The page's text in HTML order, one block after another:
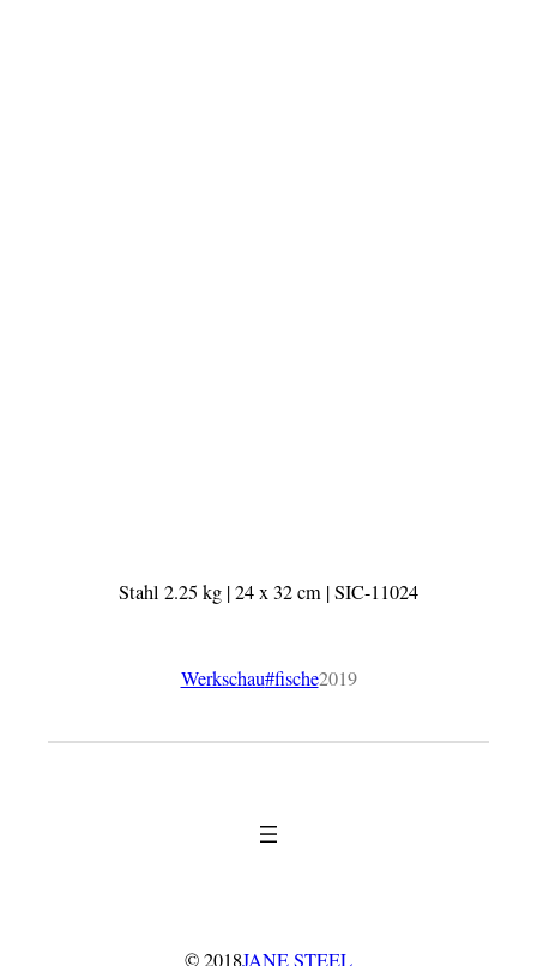
Stahl 2.25 kg | 24 x 32 cm | SIC-11024
Werkschau#fische2019
© 2018JANE STEEL